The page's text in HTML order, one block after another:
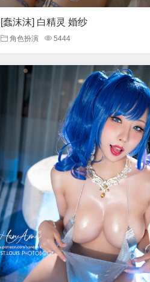
[蠢沫沫] 白精灵 婚纱
角色扮演 5444